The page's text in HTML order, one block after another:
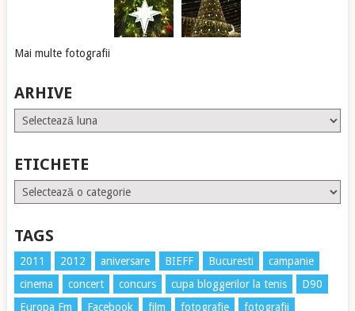
Mai multe fotografii
ARHIVE
Arhive
ETICHETE
Etichete
TAGS
2011 2012 aniversare BIEFF Bucuresti
campanie
cinema
concert concurs cupa bloggerilor la tenis
D90
Europa Fm
Facebook film fotografie fotografii